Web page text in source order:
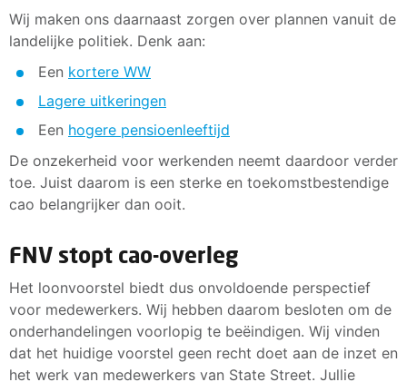
Wij maken ons daarnaast zorgen over plannen vanuit de
landelijke politiek. Denk aan:
Een kortere WW
Lagere uitkeringen
Een hogere pensioenleeftijd
De onzekerheid voor werkenden neemt daardoor verder
toe. Juist daarom is een sterke en toekomstbestendige
cao belangrijker dan ooit.
FNV stopt cao-overleg
Het loonvoorstel biedt dus onvoldoende perspectief
voor medewerkers. Wij hebben daarom besloten om de
onderhandelingen voorlopig te beëindigen. Wij vinden
dat het huidige voorstel geen recht doet aan de inzet en
het werk van medewerkers van State Street. Jullie